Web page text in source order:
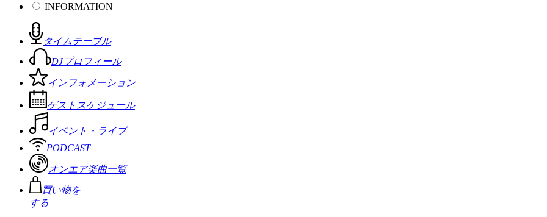
INFORMATION
タイムテーブル
DJプロフィール
インフォメーション
ゲストスケジュール
イベント・ライブ
PODCAST
オンエア楽曲一覧
買い物を
する